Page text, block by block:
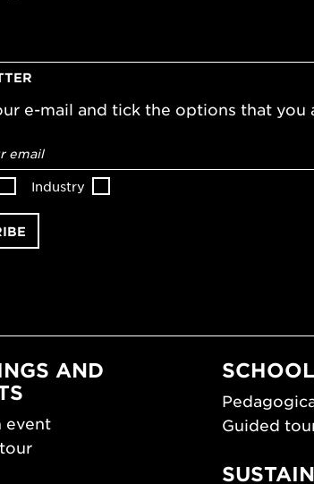
e-mail and tick the options that you
*
Industry
AND
event
Guided